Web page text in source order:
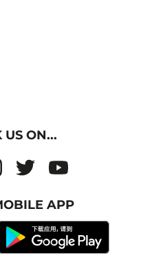
US ON...
APP